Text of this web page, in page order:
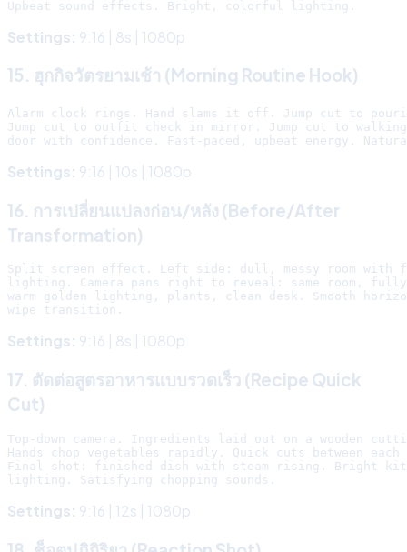
Settings: 9:16 | 8s | 1080p
15. ฮุกกิจวัตรยามเช้า (Morning Routine Hook)
Alarm clock rings. Hand slams it off. Jump cut to
Jump cut to outfit check in mirror. Jump cut to
Settings: 9:16 | 10s | 1080p
16. การเปลี่ยนแปลงก่อน/หลัง (Before/After
Transformation)
Split screen effect. Left side: dull, messy room with
lighting. Camera pans right to reveal: same room,
warm golden lighting, plants, clean desk. Smooth
Settings: 9:16 | 8s | 1080p
17. ตัดต่อสูตรอาหารแบบรวดเร็ว (Recipe Quick
Cut)
Top-down camera. Ingredients laid out on a wooden
Hands chop vegetables rapidly. Quick cuts between
Final shot: finished dish with steam rising. Bright
Settings: 9:16 | 12s | 1080p